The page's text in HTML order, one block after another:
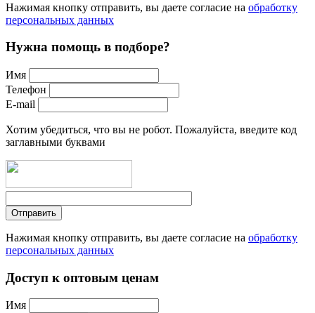
Нажимая кнопку отправить, вы даете согласие на обработку
персональных данных
Нужна помощь в подборе?
Имя
Телефон
E-mail
Хотим убедиться, что вы не робот. Пожалуйста, введите код
заглавными буквами
Нажимая кнопку отправить, вы даете согласие на обработку
персональных данных
Доступ к оптовым ценам
Имя